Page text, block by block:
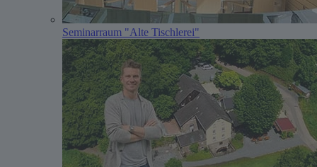
Seminarraum "Alte Tischlerei"